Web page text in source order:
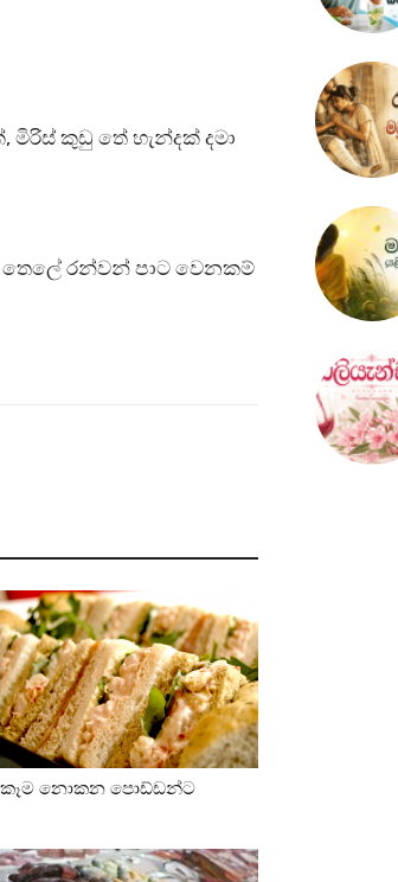
කුඩු තේ හැන්දක් දමා
තෙලේ රන්වන් පාට වෙනකම්
කෑම නොකන පොඩ්ඩන්ට